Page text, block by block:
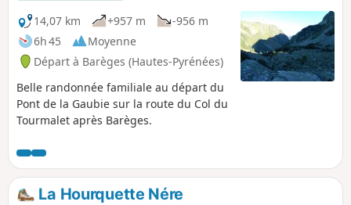
14,07 km
+957 m
-956 m
6h 45
Moyenne
Départ à Barèges (Hautes-Pyrénées)
Belle randonnée familiale au départ du
Pont de la Gaubie sur la route du Col du
Tourmalet après Barèges.
La Hourquette Nére